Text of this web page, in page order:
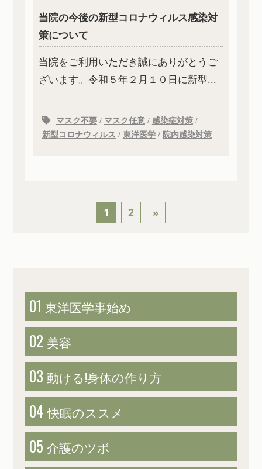
当院の今後の新型コロナウィルス感染対
策について
当院をご利用いただき誠にありがとうご
ざいます。令和５年２月１０日に新型...
マスク不要/ マスク任意/ 感染症対策/
新型コロナウィルス / 東洋医学/ 院内感染対策
1 2 »
01 東洋医学事始め
02 美容
03 動ける!身体の作り方
04 快眠のススメ
05 介護のツボ